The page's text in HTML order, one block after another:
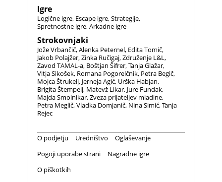
Igre
Logične igre Escape igre Strategije
Spretnostne igre Arkadne igre
Strokovnjaki
Jože Vrbančič Alenka Peternel Edita Tomič
Jakob Polajžer Zinka Ručigaj Združenje L&L
Zavod TAMAL-a Boštjan Šifrer Tanja Glažar
Vitja Sikošek Romana Pogorelčnik Petra Begič
Mojca Štrukelj Jerneja Agić Urška Habjan
Brigita Štempelj Matevž Likar Jure Fundak
Majda Smolnikar Zveza prijateljev mladine
Petra Meglič Vladka Domjanič Nina Simić Tanja
Rejec
O podjetju Uredništvo
Oglaševanje
Pogoji uporabe strani
Nagradne igre
O piškotkih